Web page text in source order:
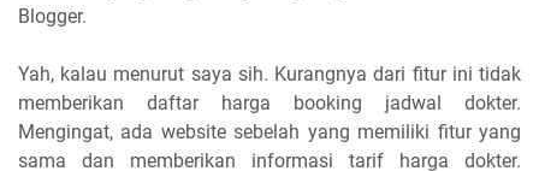
Blogger.
Yah, kalau menurut saya sih. Kurangnya dari fitur ini tidak
memberikan daftar harga booking jadwal dokter.
Mengingat, ada website sebelah yang memiliki fitur yang
sama dan memberikan informasi tarif harga dokter.